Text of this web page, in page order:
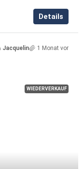
Details
Jacqueline 1 Monat vor
WIEDERVERKAUF